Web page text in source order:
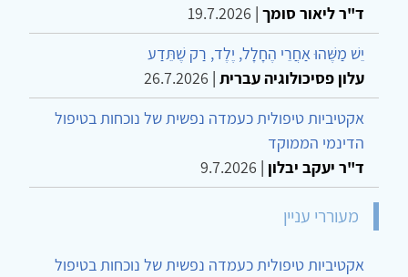
ד"ר ליאור סומך |
19.7.2026
יֵשׁ מַשֶּׁהוּ אַחֲרֵי הֶחָלָל, יֶלֶד, רַק שֶׁתֵּדַע
עלון פסיכולוגיה עברית |
26.7.2026
אקטיביות טיפולית כעמדה נפשית של נוכחות בטיפול
הדינמי הממוקד
ד"ר יעקב יבלון |
9.7.2026
מעוררי עניין
אקטיביות טיפולית כעמדה נפשית של נוכחות בטיפול